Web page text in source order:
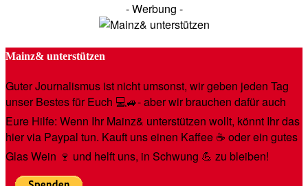
- Werbung -
Mainz& unterstützen
Guter Journalismus ist nicht umsonst, wir geben jeden Tag
unser Bestes für Euch 💻🚙- aber wir brauchen dafür auch
Eure Hilfe: Wenn Ihr Mainz& unterstützen wollt, könnt Ihr das
hier via Paypal tun. Kauft uns einen Kaffee ☕️ oder ein gutes
Glas Wein 🍷 und helft uns, in Schwung 💪 zu bleiben!